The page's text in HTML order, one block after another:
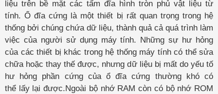
liệu trên bề mặt các tấm đĩa hình tròn phủ vật liệu từ
tính. Ổ đĩa cứng là một thiết bị rất quan trọng trong hệ
thống bởi chúng chứa dữ liệu, thành quả cả quá trình làm
việc của người sử dụng máy tính. Những sự hư hỏng
của các thiết bị khác trong hệ thống máy tính có thể sửa
chữa hoặc thay thế được, nhưng dữ liệu bị mất do yếu tố
hư hỏng phần cứng của ổ đĩa cứng thường khó có
thể lấy lại được.Ngoài bộ nhớ RAM còn có bộ nhớ ROM